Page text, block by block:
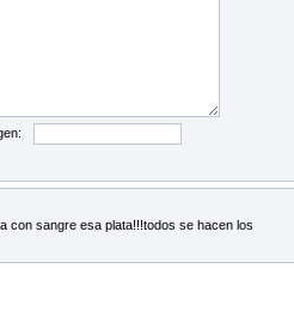
con sangre esa plata!!!todos se hacen los